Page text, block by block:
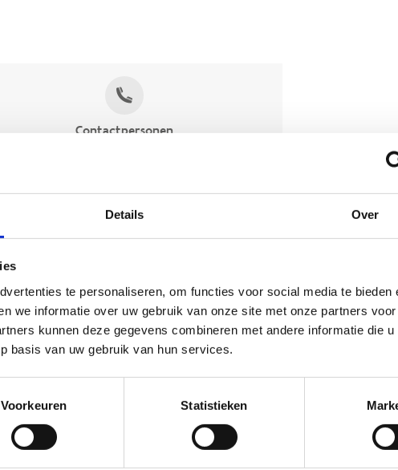
Details Over
te personaliseren, om functies voor social media te bieden
we informatie over uw gebruik van onze site met onze partners
kunnen deze gegevens combineren met andere informatie die u
basis van uw gebruik van hun services.
Voorkeuren Statistieken
Contactpersonen